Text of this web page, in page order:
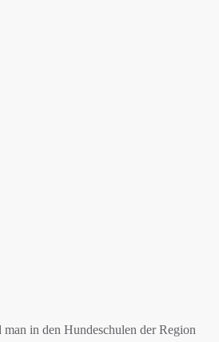
in den Hundeschulen der Region